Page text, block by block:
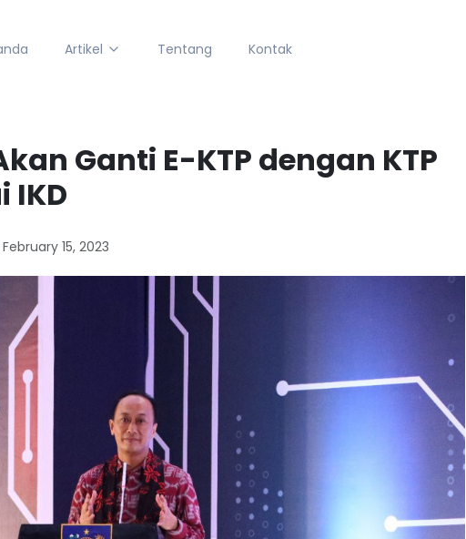
Artikel Tentang Kontak
Ganti E-KTP dengan KTP
IKD
February 15, 2023